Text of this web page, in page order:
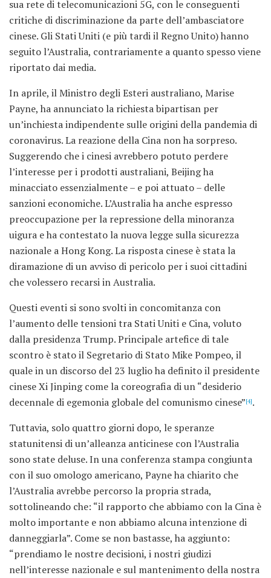
sua rete di telecomunicazioni 5G, con le conseguenti
critiche di discriminazione da parte dell’ambasciatore
cinese. Gli Stati Uniti (e più tardi il Regno Unito) hanno
seguito l’Australia, contrariamente a quanto spesso viene
riportato dai media.
In aprile, il Ministro degli Esteri australiano, Marise
Payne, ha annunciato la richiesta bipartisan per
un’inchiesta indipendente sulle origini della pandemia di
coronavirus. La reazione della Cina non ha sorpreso.
Suggerendo che i cinesi avrebbero potuto perdere
l’interesse per i prodotti australiani, Beijing ha
minacciato essenzialmente – e poi attuato – delle
sanzioni economiche. L’Australia ha anche espresso
preoccupazione per la repressione della minoranza
uigura e ha contestato la nuova legge sulla sicurezza
nazionale a Hong Kong. La risposta cinese è stata la
diramazione di un avviso di pericolo per i suoi cittadini
che volessero recarsi in Australia.
Questi eventi si sono svolti in concomitanza con
l’aumento delle tensioni tra Stati Uniti e Cina, voluto
dalla presidenza Trump. Principale artefice di tale
scontro è stato il Segretario di Stato Mike Pompeo, il
quale in un discorso del 23 luglio ha definito il presidente
cinese Xi Jinping come la coreografia di un “desiderio
decennale di egemonia globale del comunismo cinese”[4].
Tuttavia, solo quattro giorni dopo, le speranze
statunitensi di un’alleanza anticinese con l’Australia
sono state deluse. In una conferenza stampa congiunta
con il suo omologo americano, Payne ha chiarito che
l’Australia avrebbe percorso la propria strada,
sottolineando che: “il rapporto che abbiamo con la Cina è
molto importante e non abbiamo alcuna intenzione di
danneggiarla”. Come se non bastasse, ha aggiunto:
“prendiamo le nostre decisioni, i nostri giudizi
nell’interesse nazionale e sul mantenimento della nostra